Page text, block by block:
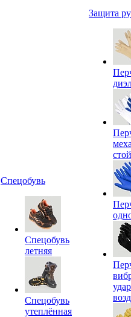
Спецобувь
Спецобувь
летняя
Спецобувь
утеплённая
Защита